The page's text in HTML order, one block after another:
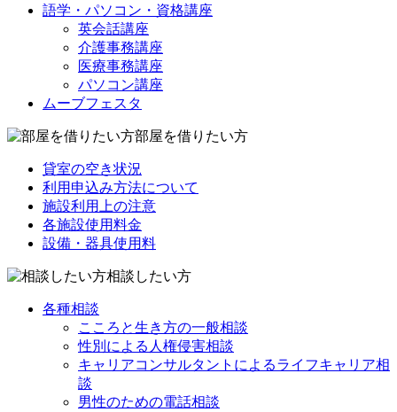
語学・パソコン・資格講座
英会話講座
介護事務講座
医療事務講座
パソコン講座
ムーブフェスタ
部屋を借りたい方
貸室の空き状況
利用申込み方法について
施設利用上の注意
各施設使用料金
設備・器具使用料
相談したい方
各種相談
こころと生き方の一般相談
性別による人権侵害相談
キャリアコンサルタントによるライフキャリア相
談
男性のための電話相談